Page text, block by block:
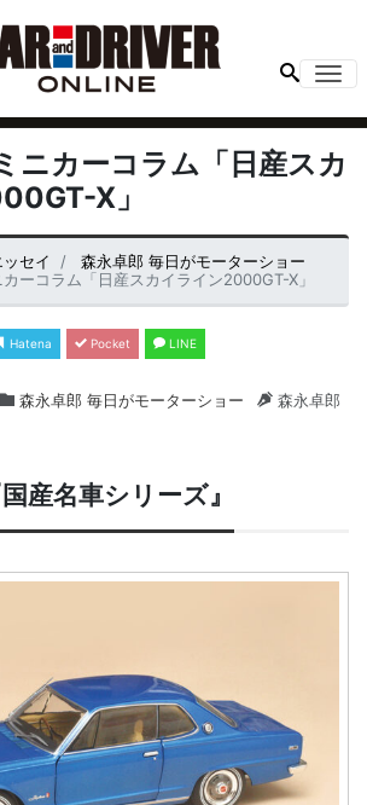
ニカーコラム「日産スカ
X」
セイ
森永卓郎 毎日がモーターショー
ーコラム「日産スカイライン2000GT-X」
Hatena Pocket LINE
森永卓郎 毎日がモーターショー
森永卓郎
産名車シリーズ』